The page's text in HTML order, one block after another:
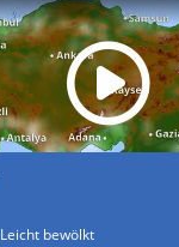
Leicht bewölkt